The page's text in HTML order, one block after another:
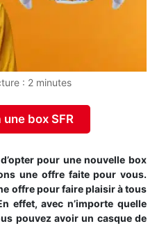
: 2 minutes
box SFR
pour une nouvelle box
une offre faite pour vous.
offre pour faire plaisir à tous
effet, avec n’importe quelle
pouvez avoir un casque de